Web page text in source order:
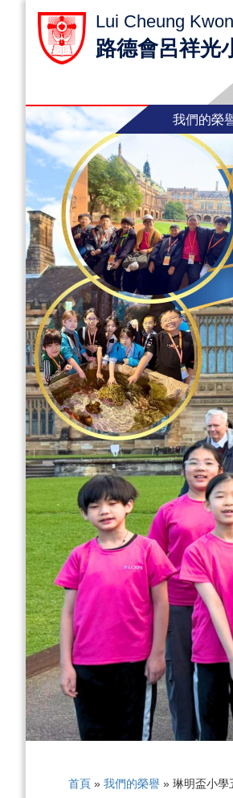
Lui Cheung
路德會呂祥光
我們的榮
首頁» 我們的榮譽» 琳明盃小學